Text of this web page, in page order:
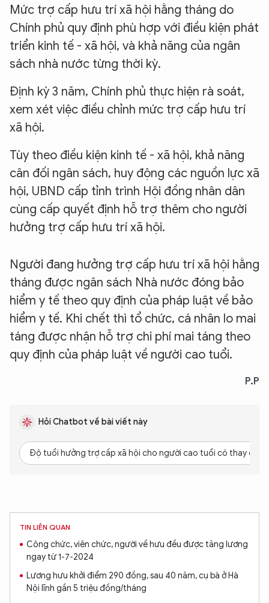
Mức trợ cấp hưu trí xã hội hằng tháng do
Chính phủ quy định phù hợp với điều kiện phát
triển kinh tế - xã hội, và khả năng của ngân
sách nhà nước từng thời kỳ.
Định kỳ 3 năm, Chính phủ thực hiện rà soát,
xem xét việc điều chỉnh mức trợ cấp hưu trí
xã hội.
Tùy theo điều kiện kinh tế - xã hội, khả năng
cân đối ngân sách, huy động các nguồn lực xã
hội, UBND cấp tỉnh trình Hội đồng nhân dân
cùng cấp quyết định hỗ trợ thêm cho người
hưởng trợ cấp hưu trí xã hội.
Người đang hưởng trợ cấp hưu trí xã hội hằng
tháng được ngân sách Nhà nước đóng bảo
hiểm y tế theo quy định của pháp luật về bảo
hiểm y tế. Khi chết thì tổ chức, cá nhân lo mai
táng được nhận hỗ trợ chi phí mai táng theo
quy định của pháp luật về người cao tuổi.
P.P
Hỏi Chatbot về bài viết này
Độ tuổi hưởng trợ cấp xã hội cho người cao tuổi có thay đổi
TIN LIÊN QUAN
Công chức, viên chức, người về hưu đều được tăng lương
ngay từ 1-7-2024
Lương hưu khởi điểm 290 đồng, sau 40 năm, cụ bà ở Hà
Nội lĩnh gần 5 triệu đồng/tháng